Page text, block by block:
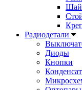
Радиодетали
Диоды
Кнопки